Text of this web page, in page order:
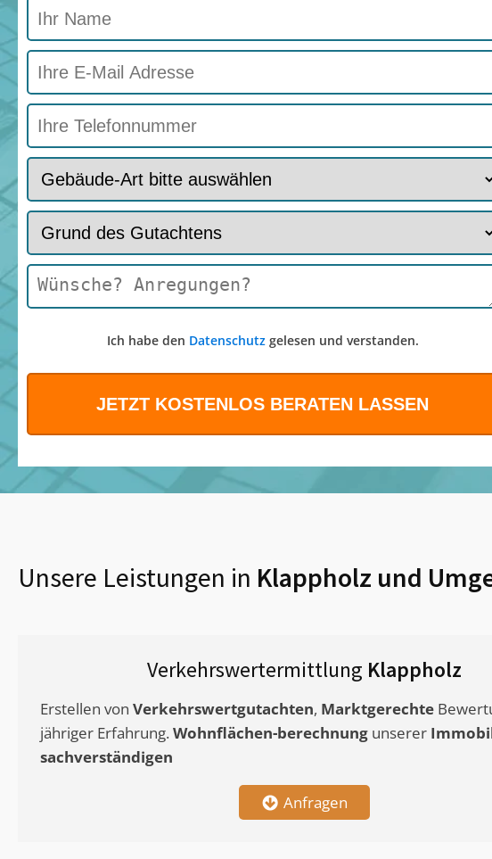
Ich habe den Datenschutzgelesen und verstanden.
Unsere Leistungen in Klappholz und
Verkehrswertermittlung Klappholz
Erstellen von Verkehrswertgutachten, Marktgerechte
jähriger Erfahrung. Wohnflächen-berechnung unserer
sachverständigen
Anfragen